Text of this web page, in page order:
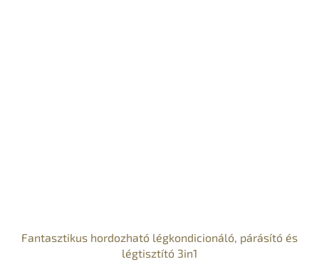
Fantasztikus hordozható légkondicionáló, párásító és
légtisztító 3in1